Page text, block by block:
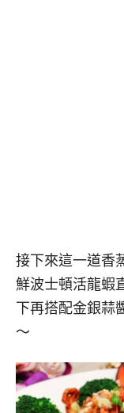
接下來這一道香
鮮波士頓活龍蝦
下再搭配金銀蒜
～